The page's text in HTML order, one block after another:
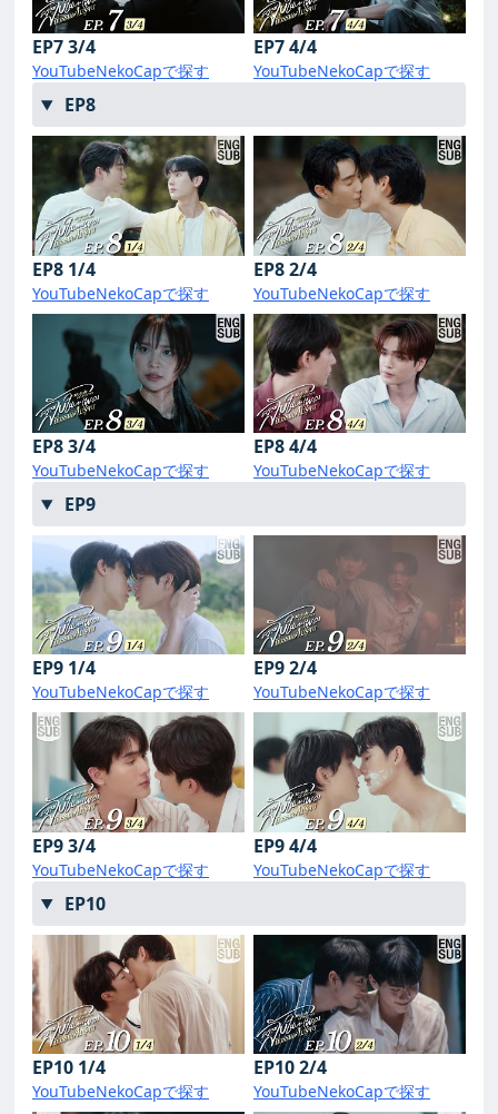
EP7 3/4
YouTubeNekoCapで探す
EP7 4/4
YouTubeNekoCapで探す
EP8
EP8 1/4
YouTubeNekoCapで探す
EP8 2/4
YouTubeNekoCapで探す
EP8 3/4
YouTubeNekoCapで探す
EP8 4/4
YouTubeNekoCapで探す
EP9
EP9 1/4
YouTubeNekoCapで探す
EP9 2/4
YouTubeNekoCapで探す
EP9 3/4
YouTubeNekoCapで探す
EP9 4/4
YouTubeNekoCapで探す
EP10
EP10 1/4
YouTubeNekoCapで探す
EP10 2/4
YouTubeNekoCapで探す